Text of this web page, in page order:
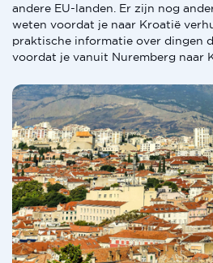
andere EU-landen. Er zijn nog
weten voordat je naar Kroatië
praktische informatie over dingen
voordat je vanuit Nuremberg naar